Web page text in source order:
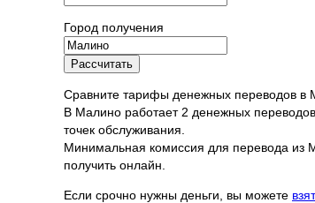
Город получения
Рассчитать
Сравните тарифы денежных переводов
В Малино работает 2 денежных
точек обслуживания.
Минимальная комиссия для перевода из
получить онлайн.
Если срочно нужны деньги, вы можете